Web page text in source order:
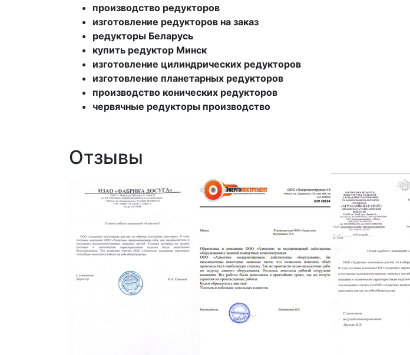
производство редукторов
изготовление редукторов на заказ
редукторы Беларусь
купить редуктор Минск
изготовление цилиндрических редукторов
изготовление планетарных редукторов
производство конических редукторов
червячные редукторы производство
Отзывы